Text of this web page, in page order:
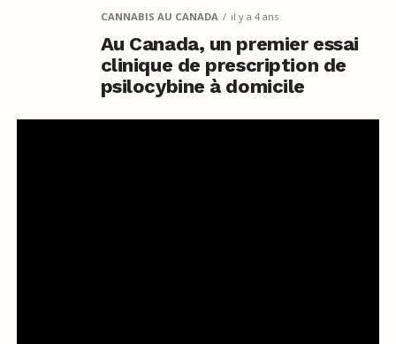
CANNABIS AU CANADA il y a 4 ans
Au Canada, un premier essai
clinique de prescription de
psilocybine à domicile